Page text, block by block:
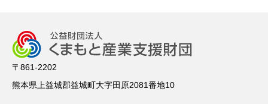
〒861-2202
熊本県上益城郡益城町大字田原2081番地10